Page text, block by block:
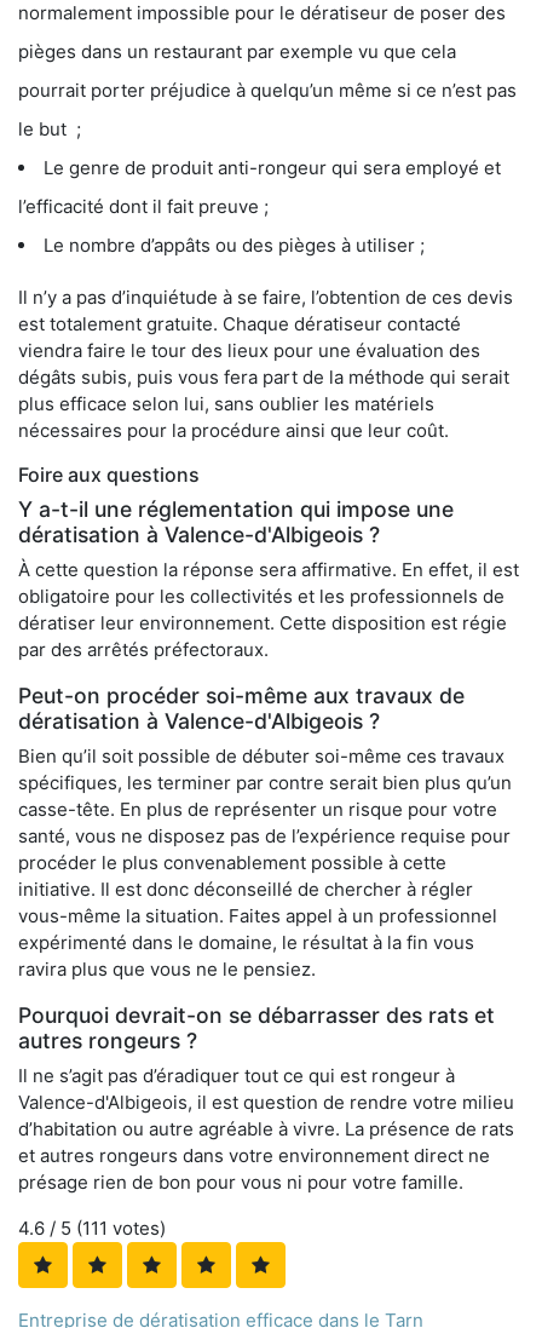
normalement impossible pour le dératiseur de poser des
pièges dans un restaurant par exemple vu que cela
pourrait porter préjudice à quelqu’un même si ce n’est pas
le but ;
Le genre de produit anti-rongeur qui sera employé et
l’efficacité dont il fait preuve ;
Le nombre d’appâts ou des pièges à utiliser ;
Il n’y a pas d’inquiétude à se faire, l’obtention de ces devis
est totalement gratuite. Chaque dératiseur contacté
viendra faire le tour des lieux pour une évaluation des
dégâts subis, puis vous fera part de la méthode qui serait
plus efficace selon lui, sans oublier les matériels
nécessaires pour la procédure ainsi que leur coût.
Foire aux questions
Y a-t-il une réglementation qui impose une
dératisation à Valence-d'Albigeois ?
À cette question la réponse sera affirmative. En effet, il est
obligatoire pour les collectivités et les professionnels de
dératiser leur environnement. Cette disposition est régie
par des arrêtés préfectoraux.
Peut-on procéder soi-même aux travaux de
dératisation à Valence-d'Albigeois ?
Bien qu’il soit possible de débuter soi-même ces travaux
spécifiques, les terminer par contre serait bien plus qu’un
casse-tête. En plus de représenter un risque pour votre
santé, vous ne disposez pas de l’expérience requise pour
procéder le plus convenablement possible à cette
initiative. Il est donc déconseillé de chercher à régler
vous-même la situation. Faites appel à un professionnel
expérimenté dans le domaine, le résultat à la fin vous
ravira plus que vous ne le pensiez.
Pourquoi devrait-on se débarrasser des rats et
autres rongeurs ?
Il ne s’agit pas d’éradiquer tout ce qui est rongeur à
Valence-d'Albigeois, il est question de rendre votre milieu
d’habitation ou autre agréable à vivre. La présence de rats
et autres rongeurs dans votre environnement direct ne
présage rien de bon pour vous ni pour votre famille.
4.6 / 5 (111 votes)
Entreprise de dératisation efficace dans le Tarn